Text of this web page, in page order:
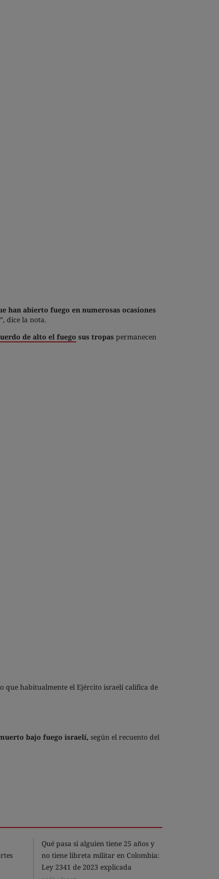
han abierto fuego en numerosas ocasiones
dice la nota.
de alto el fuego sus tropas permanecen
que habitualmente el Ejército israelí califica de
bajo fuego israelí, según el recuento del
Qué pasa si alguien tiene 25 años y
no tiene libreta militar en Colombia:
Ley 2341 de 2023 explicada